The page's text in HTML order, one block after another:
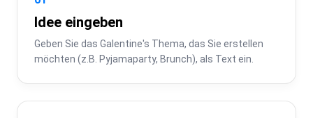
Idee eingeben
Geben Sie das Galentine's Thema, das Sie erstellen
möchten (z.B. Pyjamaparty, Brunch), als Text ein.